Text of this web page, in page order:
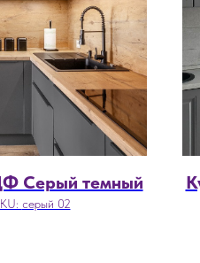
Серый темный
серый 02